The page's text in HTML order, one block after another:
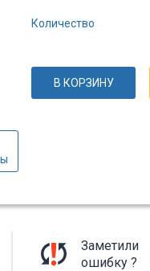
Количество
В КОРЗИНУ
Заметили
ошибку ?